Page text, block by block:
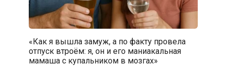
«Как я вышла замуж, а по факту провела
отпуск втроём: я, он и его маниакальная
мамаша с купальником в мозгах»